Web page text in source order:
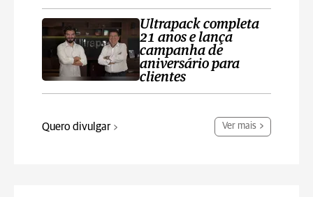
Ultrapack completa
21 anos e lança
campanha de
aniversário para
clientes
Quero divulgar Ver mais